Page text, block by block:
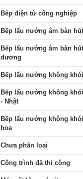
Bếp điện từ công nghiệp
Bếp lẩu nướng âm bàn
Bếp lẩu nướng âm bàn hút
dương
Bếp lẩu nướng không khói
Bếp lẩu nướng không
- Nhật
Bếp lẩu nướng không
hoa
Chưa phân loại
Công trình đã thi công